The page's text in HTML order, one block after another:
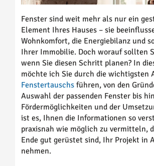
Fenster sind weit mehr als nur ein
Element Ihres Hauses – sie
Wohnkomfort, die Energiebilanz und
Ihrer Immobilie. Doch worauf sollten
wenn Sie diesen Schritt planen? In
möchte ich Sie durch die wichtigsten
Fenstertauschs führen, von den
Auswahl der passenden Fenster bis
Fördermöglichkeiten und der
ist es, Ihnen die Informationen so
praxisnah wie möglich zu vermitteln,
Ende gut gerüstet sind, Ihr Projekt in
nehmen.